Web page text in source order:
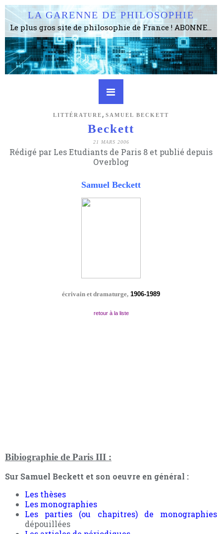
LA GARENNE DE PHILOSOPHIE
Le plus gros site de philosophie de France ! ABONNEZ-VOUS ! 4115 Articles, 1634 abonné·e·s, depuis 2006 . . . . . . . . 2 852 214 pages vues jusqu'à présent. Prestance et être apte à un plus grand nombre de choses.
LITTÉRATURE , SAMUEL BECKETT
Beckett
21 MARS 2006
Rédigé par Les Etudiants de Paris 8 et publié depuis
Overblog
Samuel Beckett
écrivain et dramaturge, 1906-1989
retour à la liste
Bibiographie de Paris III :
Sur Samuel Beckett et son oeuvre en général :
Les thèses
Les monographies
Les parties (ou chapitres) de monographies
dépouillées